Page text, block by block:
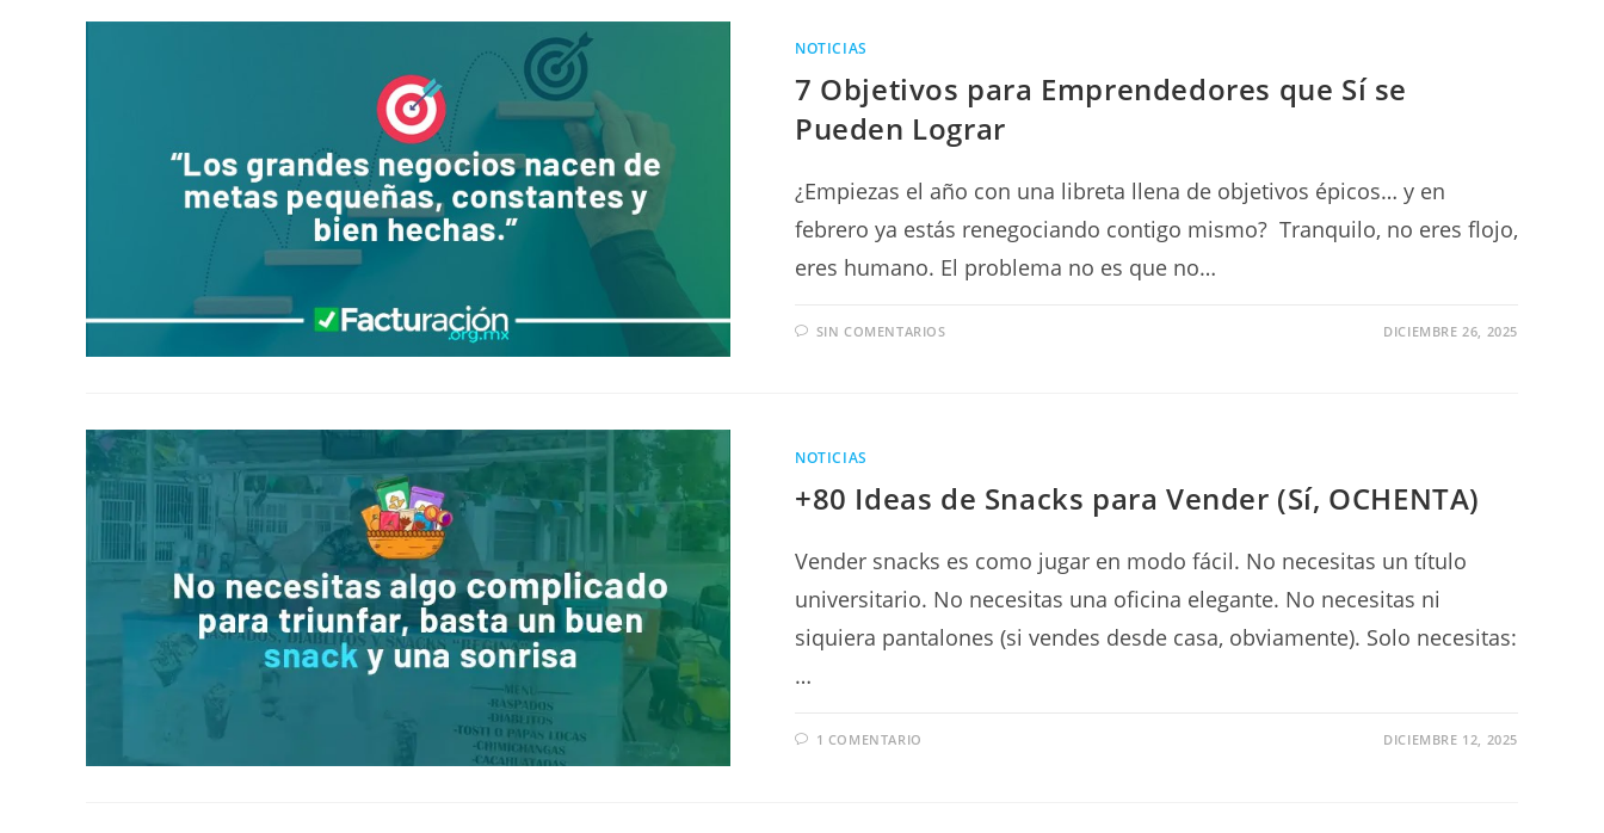
NOTICIAS
7 Objetivos para Emprendedores que Sí se
Pueden Lograr
¿Empiezas el año con una libreta llena de objetivos épicos… y en
febrero ya estás renegociando contigo mismo? Tranquilo, no eres flojo,
eres humano. El problema no es que no…
SIN COMENTARIOS DICIEMBRE 26, 2025
NOTICIAS
+80 Ideas de Snacks para Vender (Sí, OCHENTA)
Vender snacks es como jugar en modo fácil. No necesitas un título
universitario. No necesitas una oficina elegante. No necesitas ni
siquiera pantalones (si vendes desde casa, obviamente). Solo necesitas:
…
1 COMENTARIO DICIEMBRE 12, 2025